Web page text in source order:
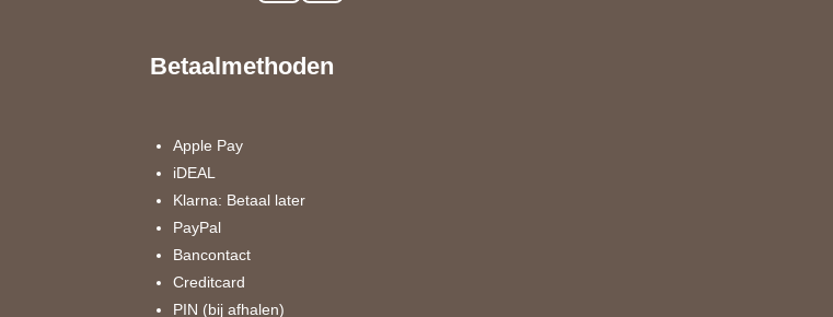
a
b
n
a
Betaalmethoden
Apple Pay
iDEAL
Klarna: Betaal later
PayPal
Bancontact
Creditcard
PIN (bij afhalen)